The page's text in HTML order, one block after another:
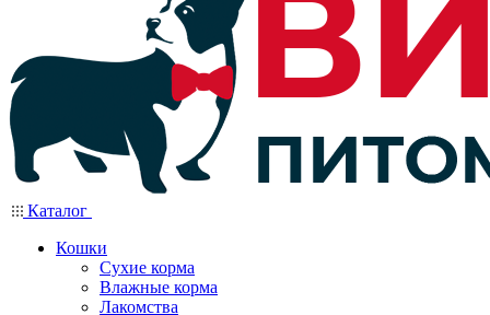
Каталог
Кошки
Сухие корма
Влажные корма
Лакомства